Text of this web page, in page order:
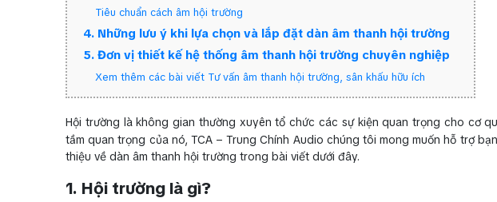
Tiêu chuẩn cách âm hội trường
4. Những lưu ý khi lựa chọn và lắp đặt dàn âm thanh hội trường
5. Đơn vị thiết kế hệ thống âm thanh hội trường chuyên nghiệp
Xem thêm các bài viết Tư vấn âm thanh hội trường, sân khấu hữu ích
Hội trường là không gian thường xuyên tổ chức các sự kiện quan trọng cho cơ
tầm quan trọng của nó, TCA – Trung Chính Audio chúng tôi mong muốn hỗ trợ
thiệu về dàn âm thanh hội trường trong bài viết dưới đây.
1. Hội trường là gì?